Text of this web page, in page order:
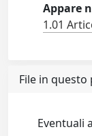
Appare
1.01
File in
Eventuali